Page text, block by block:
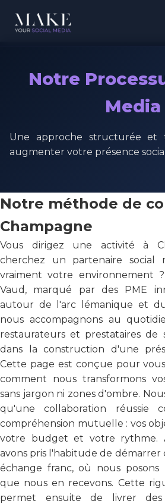
Notre
Media
Une approche structurée et
augmenter votre présence
Notre méthode de
Champagne
Vous dirigez une activité à
cherchez un partenaire social
vraiment votre environnement
Vaud, marqué par des PME
autour de l'arc lémanique et du
nous accompagnons au
restaurateurs et prestataires de
dans la construction d'une
Cette page est conçue pour
comment nous transformons
sans jargon ni zones d'ombre.
qu'une collaboration réussie
compréhension mutuelle : vos
votre budget et votre rythme.
avons pris l'habitude de
échange franc, où nous
que nous en recevons. Cette
permet ensuite de livrer des